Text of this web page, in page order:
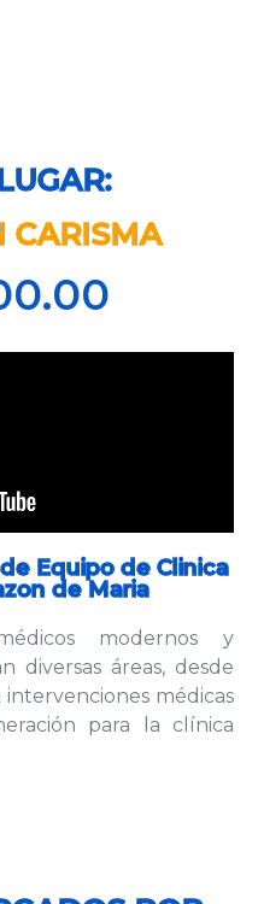
CARISMA
Equipo de Clinica
de Maria
modernos y
diversas áreas, desde
intervenciones médicas
para la clínica